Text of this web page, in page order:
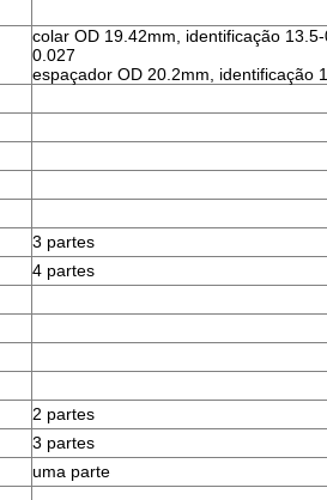
colar OD 19.42mm, identificação
0.027
espaçador OD 20.2mm, identificação
3 partes
4 partes
2 partes
3 partes
uma parte